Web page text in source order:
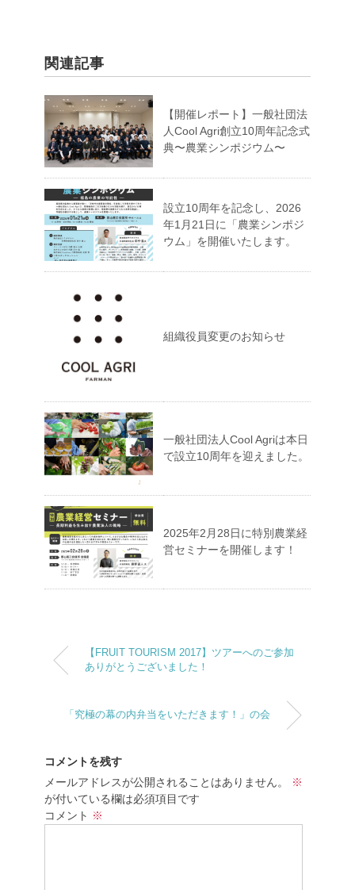
関連記事
【開催レポート】一般社団法
人Cool Agri創立10周年記念式
典〜農業シンポジウム〜
設立10周年を記念し、2026
年1月21日に「農業シンポジ
ウム」を開催いたします。
組織役員変更のお知らせ
一般社団法人Cool Agriは本日
で設立10周年を迎えました。
2025年2月28日に特別農業経
営セミナーを開催します！
【FRUIT TOURISM 2017】ツアーへのご参加
ありがとうございました！
「究極の幕の内弁当をいただきます！」の会
コメントを残す
メールアドレスが公開されることはありません。
※
が付いている欄は必須項目です
コメント ※